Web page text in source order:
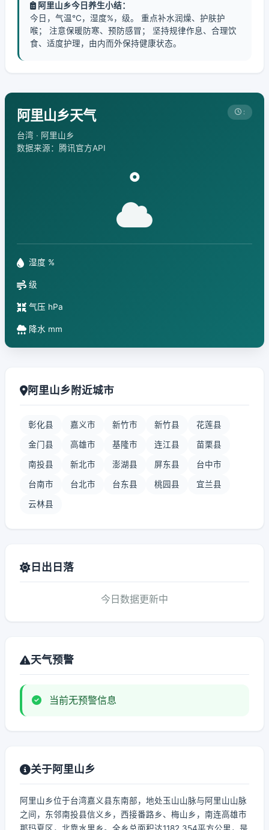
阿里山乡今日养生小结：
今日，气温℃，湿度%，级。 重点补水润燥、护肤护
喉； 注意保暖防寒、预防感冒； 坚持规律作息、合理饮
食、适度护理，由内而外保持健康状态。
阿里山乡天气
台湾 · 阿里山乡
数据来源：腾讯官方API
:
°
湿度 %
级
气压 hPa
降水 mm
阿里山乡附近城市
彰化县 嘉义市 新竹市 新竹县 花莲县
金门县 高雄市 基隆市 连江县 苗栗县
南投县 新北市 澎湖县 屏东县 台中市
台南市 台北市 台东县 桃园县 宜兰县
云林县
日出日落
今日数据更新中
天气预警
当前无预警信息
关于阿里山乡
阿里山乡位于台湾嘉义县东南部，地处玉山山脉与阿里山山脉
之间，东邻南投县信义乡，西接番路乡、梅山乡，南连高雄市